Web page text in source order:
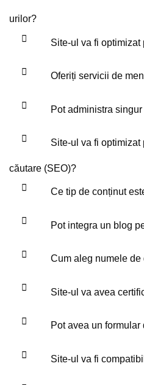
urilor?
Site-ul va fi
Oferiți servicii de
Pot administra
Site-ul va fi
căutare (SEO)?
Ce tip de conținut
Pot integra un blog
Cum aleg numele
Site-ul va avea
Pot avea un
Site-ul va fi